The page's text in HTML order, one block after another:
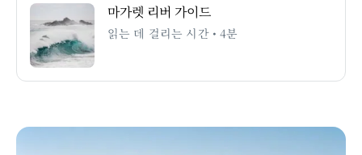
마가렛 리버 가이드
읽는 데 걸리는 시간 • 4분